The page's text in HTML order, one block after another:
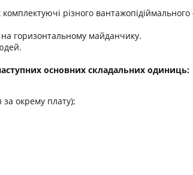
різного
горизонтальному майданчику.
основних складальних одиниць:
за окрему плату);